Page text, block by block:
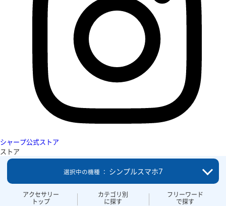
シャープ公式ストア
ストア
アクセサリー
トップ
カテゴリ別
に探す
フリーワード
で探す
選択中の機種 ： シンプルスマホ7